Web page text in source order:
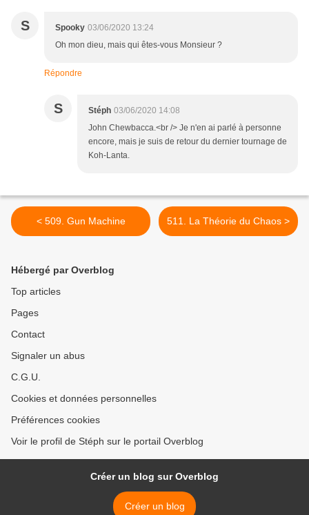
S Spooky 03/06/2020 13:24
Oh mon dieu, mais qui êtes-vous Monsieur ?
Répondre
S Stéph 03/06/2020 14:08
John Chewbacca.<br /> Je n'en ai parlé à personne
encore, mais je suis de retour du dernier tournage de
Koh-Lanta.
< 509. Gun Machine 511. La Théorie du Chaos >
Hébergé par Overblog
Top articles
Pages
Contact
Signaler un abus
C.G.U.
Cookies et données personnelles
Préférences cookies
Voir le profil de Stéph sur le portail Overblog
Créer un blog sur Overblog
Créer un blog